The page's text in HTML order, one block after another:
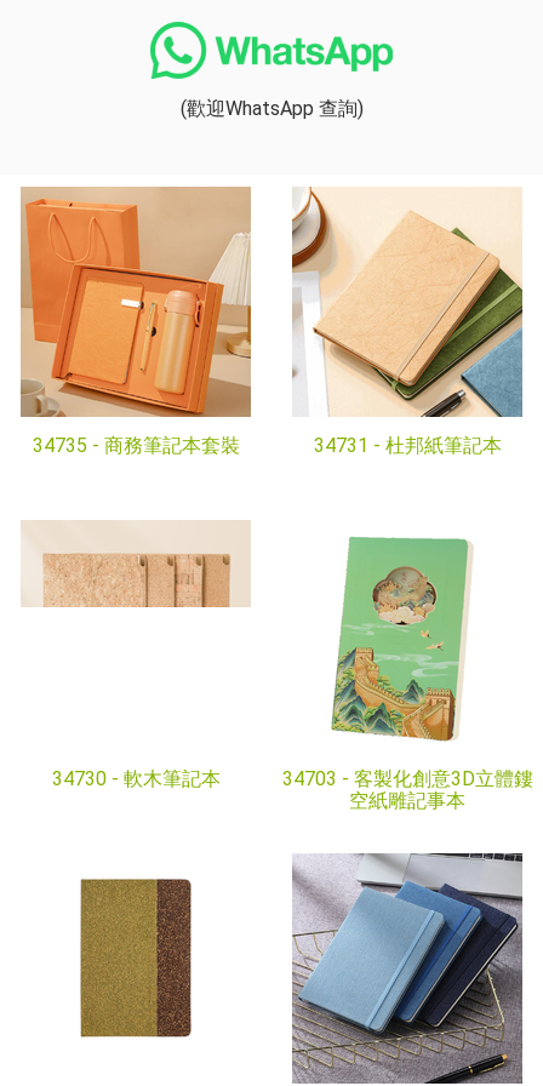
(歡迎WhatsApp 查詢)
34735 - 商務筆記本套裝 34731 - 杜邦紙筆記本
34730 - 軟木筆記本 34703 - 客製化創意3D立體鏤
空紙雕記事本